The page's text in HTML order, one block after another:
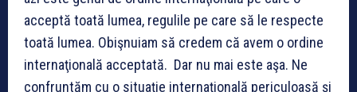
acceptă toată lumea, regulile pe care să le respecte
toată lumea. Obişnuiam să credem că avem o ordine
internaţională acceptată. Dar nu mai este aşa. Ne
confruntăm cu o situaţie internaţională periculoasă şi